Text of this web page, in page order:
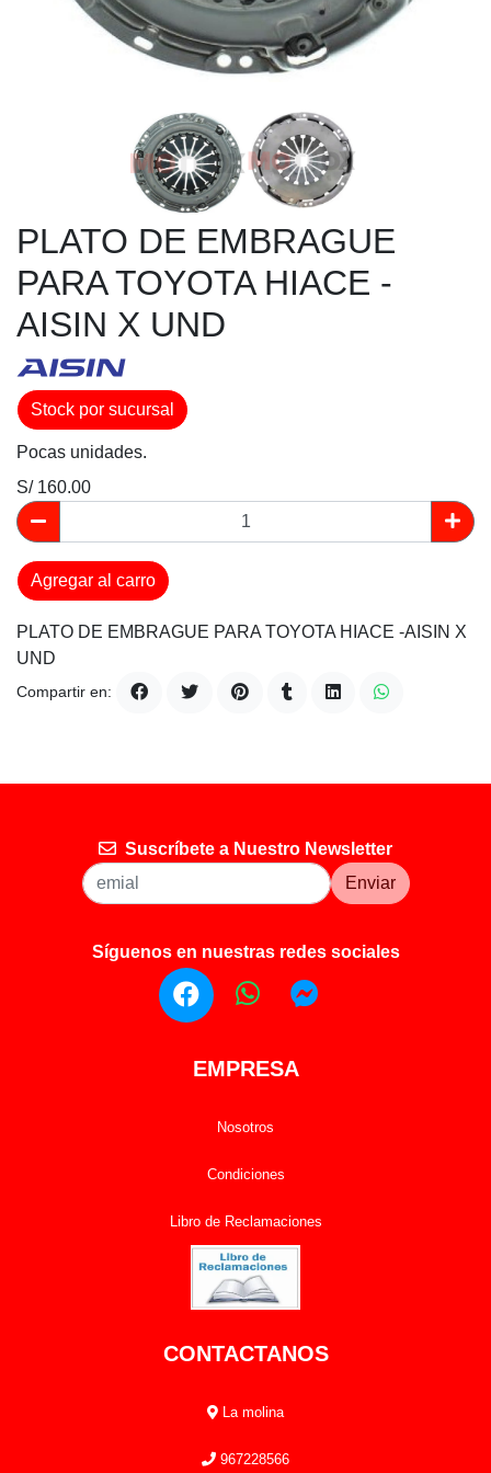
PLATO DE EMBRAGUE
PARA TOYOTA HIACE -
AISIN X UND
Stock por sucursal
Pocas unidades.
S/ 160.00
Agregar al carro
PLATO DE EMBRAGUE PARA TOYOTA HIACE -AISIN X
UND
Compartir en:
Suscríbete a Nuestro Newsletter
Enviar
Síguenos en nuestras redes sociales
EMPRESA
Nosotros
Condiciones
Libro de Reclamaciones
CONTACTANOS
La molina
967228566